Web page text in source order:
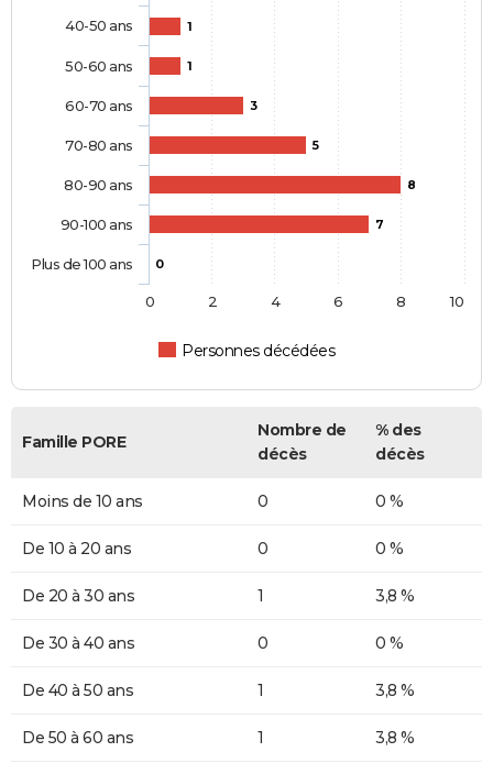
1
1
3
5
8
7
0
Personnes décédées
40-50 ans
50-60 ans
60-70 ans
70-80 ans
80-90 ans
90-100 ans
Plus de 100 ans
0 2 4 6 8 10
Famille PORE
Nombre de
décès
% des
décès
Moins de 10 ans 0 0 %
De 10 à 20 ans 0 0 %
De 20 à 30 ans 1 3,8 %
De 30 à 40 ans 0 0 %
De 40 à 50 ans 1 3,8 %
De 50 à 60 ans 1 3,8 %